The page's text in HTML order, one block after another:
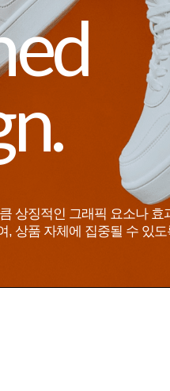
상징적인 그래픽 요소나 효
, 상품 자체에 집중될 수 있